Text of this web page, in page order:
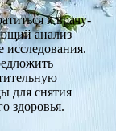
к врачу-
анализ
исследования.
для снятия
здоровья.